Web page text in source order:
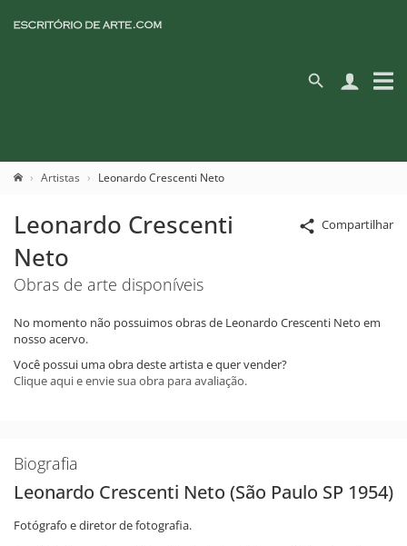
Artistas Leonardo Crescenti Neto
Compartilhar
Leonardo Crescenti
Neto
Obras de arte disponíveis
No momento não possuimos obras de Leonardo Crescenti Neto em
nosso acervo.
Você possui uma obra deste artista e quer vender?
Clique aqui e envie sua obra para avaliação.
Biografia
Leonardo Crescenti Neto (São Paulo SP 1954)
Fotógrafo e diretor de fotografia.